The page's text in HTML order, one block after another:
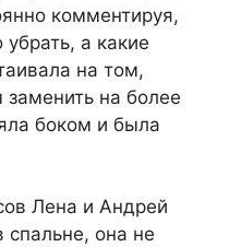
комментируя,
а какие
на том,
на более
боком и была
Лена и Андрей
спальне, она не